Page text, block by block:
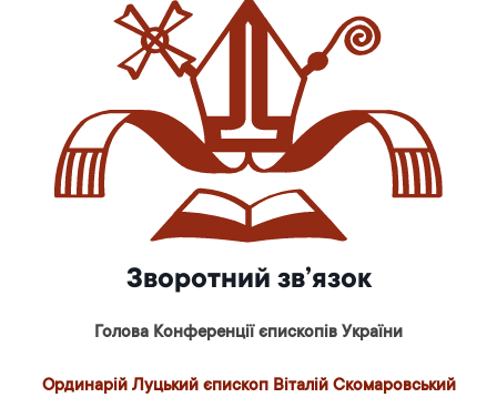
Зворотний зв’язок
Голова Конференції єпископів України
Ординарій Луцький єпископ Віталій Скомаровський